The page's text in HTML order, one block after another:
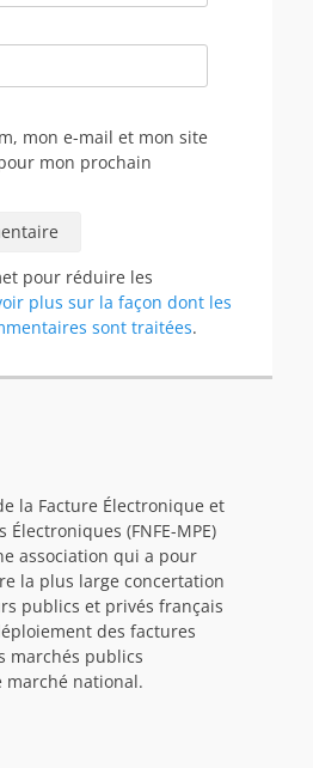
mon e-mail et mon site
mon prochain
pour réduire les
plus sur la façon dont les
sont traitées.
la Facture Électronique et
(FNFE-MPE)
association qui a pour
la plus large concertation
publics et privés français
des factures
marchés publics
national.